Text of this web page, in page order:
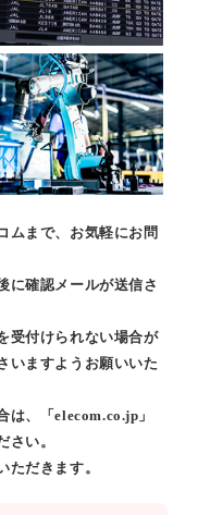
ムまで、お気軽にお問
に確認メールが送信さ
受付けられない場合が
いますようお願いいた
は、「elecom.co.jp」
さい。
ただきます。